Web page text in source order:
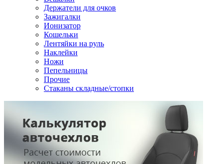
Держатели для очков
Зажигалки
Ионизатор
Кошельки
Лентяйки на руль
Наклейки
Ножи
Пепельницы
Прочие
Стаканы складные/стопки